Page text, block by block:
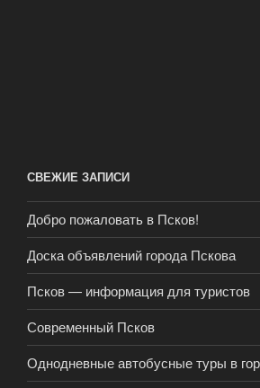
СВЕЖИЕ ЗАПИСИ
Добро пожаловать в Псков!
Доска объявлений города Пскова
Псков — информация для туристов
Современный Псков
Однодневные автобусные туры в